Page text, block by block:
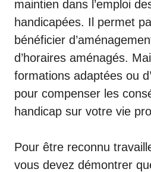
maintien dans l’emploi
handicapées. Il permet
bénéficier
d’horaires aménagés.
formations adaptées ou
pour compenser les
handicap sur votre vie
Pour être reconnu
vous devez démontrer